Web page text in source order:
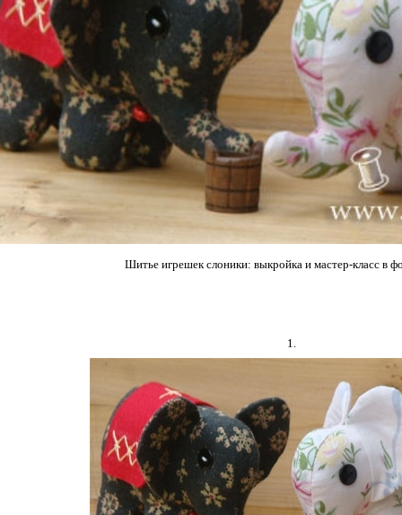
Шитье игрешек слоники: выкройка и мастер-класс в
1.